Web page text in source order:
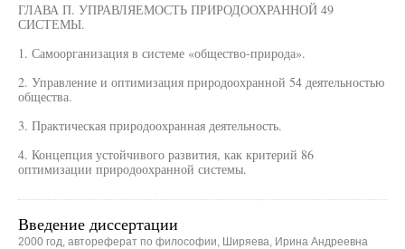
ГЛАВА П. УПРАВЛЯЕМОСТЬ ПРИРОДООХРАННОЙ 49
СИСТЕМЫ.
1. Самоорганизация в системе «общество-природа».
2. Управление и оптимизация природоохранной 54 деятельностью
общества.
3. Практическая природоохранная деятельность.
4. Концепция устойчивого развития, как критерий 86
оптимизации природоохранной системы.
Введение диссертации
2000 год, автореферат по философии, Ширяева, Ирина Андреевна